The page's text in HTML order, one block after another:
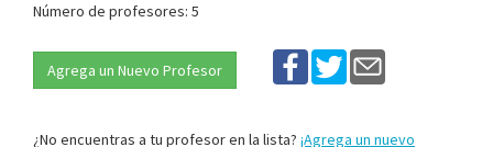
Número de profesores: 5
Agrega un Nuevo Profesor
¿No encuentras a tu profesor en la lista? ¡Agrega un nuevo